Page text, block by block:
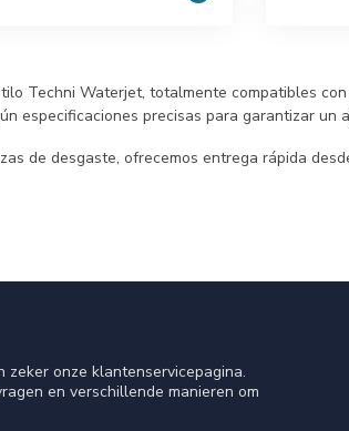
Techni Waterjet, totalmente compatibles
especificaciones precisas para garantizar un
de desgaste, ofrecemos entrega rápida
onze klantenservicepagina.
en verschillende manieren om